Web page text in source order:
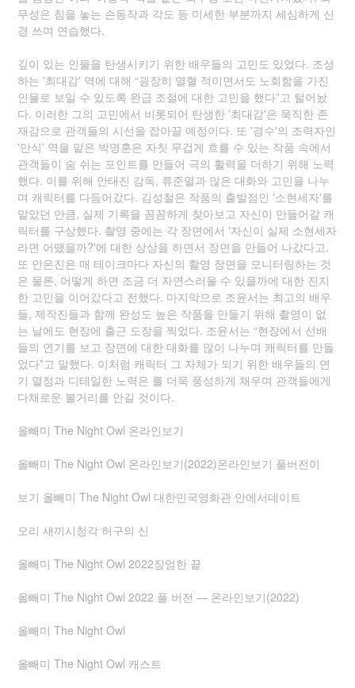
무성은 침을 놓는 손동작과 각도 등 미세한 부분까지 세심하게 신
경 쓰며 연습했다.
깊이 있는 인물을 탄생시키기 위한 배우들의 고민도 있었다. 조성
하는 '최대감' 역에 대해 “굉장히 열혈 적이면서도 노회함을 가진
인물로 보일 수 있도록 완급 조절에 대한 고민을 했다”고 털어놨
다. 이러한 그의 고민에서 비롯되어 탄생한 '최대감'은 묵직한 존
재감으로 관객들의 시선을 잡아끌 예정이다. 또 '경수'의 조력자인
'만식' 역을 맡은 박명훈은 자칫 무겁게 흐를 수 있는 작품 속에서
관객들이 숨 쉬는 포인트를 만들어 극의 활력을 더하기 위해 노력
했다. 이를 위해 안태진 감독, 류준열과 많은 대화와 고민을 나누
며 캐릭터를 다듬어갔다. 김성철은 작품의 출발점인 '소현세자'를
맡았던 만큼, 실제 기록을 꼼꼼하게 찾아보고 자신이 만들어갈 캐
릭터를 구상했다. 촬영 중에는 각 장면에서 '자신이 실제 소현세자
라면 어땠을까?'에 대한 상상을 하면서 장면을 만들어 나갔다고.
또 안은진은 매 테이크마다 자신의 촬영 장면을 모니터링하는 것
은 물론, 어떻게 하면 조금 더 자연스러울 수 있을까에 대한 진지
한 고민을 이어갔다고 전했다. 마지막으로 조윤서는 최고의 배우
들, 제작진들과 함께 완성도 높은 작품을 만들기 위해 촬영이 없
는 날에도 현장에 출근 도장을 찍었다. 조윤서는 “현장에서 선배
들의 연기를 보고 장면에 대한 대화를 많이 나누며 캐릭터를 만들
었다”고 말했다. 이처럼 캐릭터 그 자체가 되기 위한 배우들의 연
기 열정과 디테일한 노력은 를 더욱 풍성하게 채우며 관객들에게
다채로운 볼거리를 안길 것이다.
올빼미 The Night Owl 온라인보기
올빼미 The Night Owl 온라인보기(2022)온라인보기 풀버전이
보기 올빼미 The Night Owl 대한민국영화관 안에서데이트
오리 새끼시청각 허구의 신
올빼미 The Night Owl 2022장엄한 끝
올빼미 The Night Owl 2022 풀 버전 — 온라인보기(2022)
올빼미 The Night Owl
올빼미 The Night Owl 캐스트